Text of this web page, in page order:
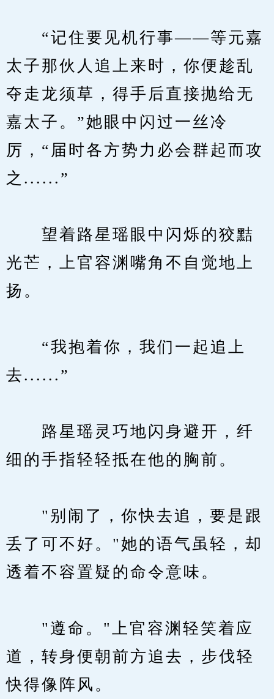
“记住要见机行事——等元嘉
太子那伙人追上来时，你便趁乱
夺走龙须草，得手后直接抛给无
嘉太子。”她眼中闪过一丝冷
厉，“届时各方势力必会群起而攻
之......”
望着路星瑶眼中闪烁的狡黠
光芒，上官容渊嘴角不自觉地上
扬。
“我抱着你，我们一起追上
去......”
路星瑶灵巧地闪身避开，纤
细的手指轻轻抵在他的胸前。
"别闹了，你快去追，要是跟
丢了可不好。"她的语气虽轻，却
透着不容置疑的命令意味。
"遵命。"上官容渊轻笑着应
道，转身便朝前方追去，步伐轻
快得像阵风。